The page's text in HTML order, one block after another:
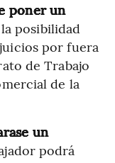
poner un
posibilidad
por fuera
de Trabajo
de la
un
podrá